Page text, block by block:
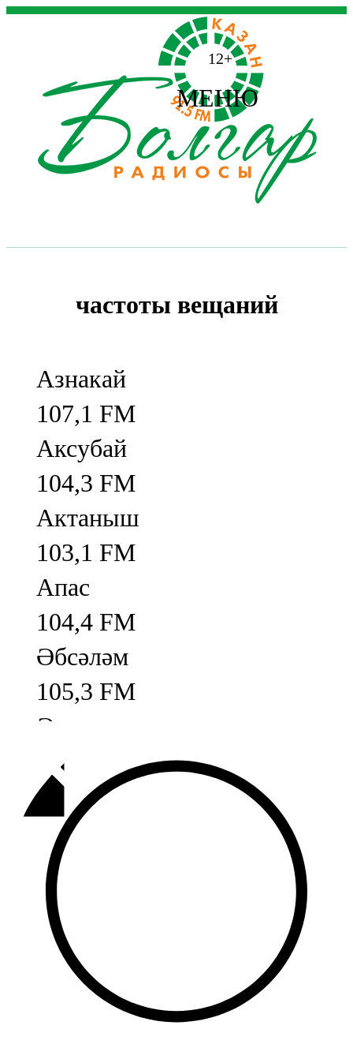
12+
МЕНЮ
частоты вещаний
Азнакай
107,1 FM
Аксубай
104,3 FM
Актаныш
103,1 FM
Апас
104,4 FM
Әбсәләм
105,3 FM
Әлмәт
92,9 FM
Базарлы матак
107,1 FM
Балык бистәсе
104,9 FM
Баулы
107,5 FM
Биләр